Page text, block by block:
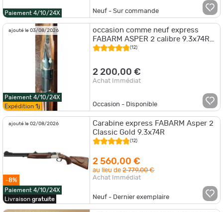
Paiement 4/10/24X Neuf - Sur commande
ajouté le 03/08/2026
Paiement 4/10/24X
Expédition 1j
occasion comme neuf express
FABARM ASPER 2 calibre 9.3x74R
ANNEE 2025 TIRER 10 BALLES
(12)
2 200,00 €
Achat Immédiat
Occasion - Disponible
ajouté le 02/08/2026
-8%
Paiement 4/10/24X
Livraison gratuite
Carabine express FABARM Asper 2
Classic Gold 9.3x74R
(12)
2 560,00 €
au lieu de2 779,00 €
Achat Immédiat
Neuf - Dernier exemplaire